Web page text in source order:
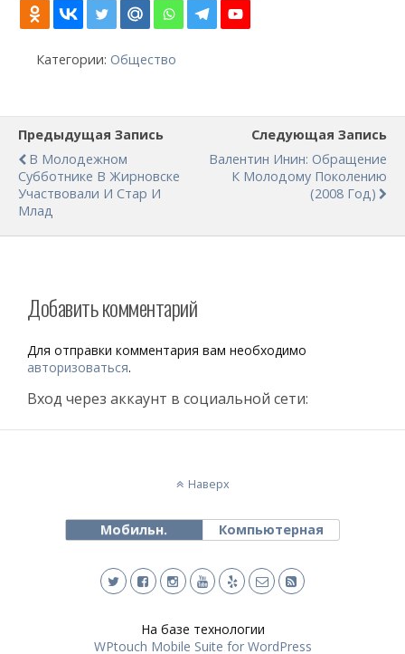
Категории: Общество
Предыдущая Запись
В Молодежном
Субботнике В Жирновске
Участвовали И Стар И
Млад
Следующая Запись
Валентин Инин: Обращение
К Молодому Поколению
(2008 Год)
Добавить комментарий
Для отправки комментария вам необходимо
авторизоваться.
Вход через аккаунт в социальной сети:
Наверх
Мобильн. Компьютерная
На базе технологии
WPtouch Mobile Suite for WordPress